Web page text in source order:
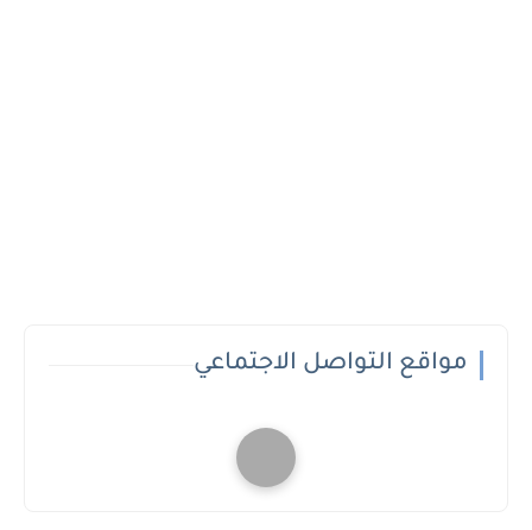
مواقع التواصل الاجتماعي